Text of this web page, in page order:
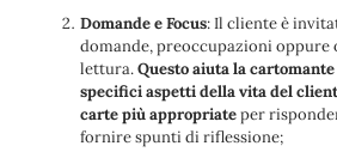
Domande e Focus: Il cliente è
domande, preoccupazioni
lettura.Questo aiuta la
specifici aspetti della vita del
carte più appropriateper
fornire spunti di riflessione;